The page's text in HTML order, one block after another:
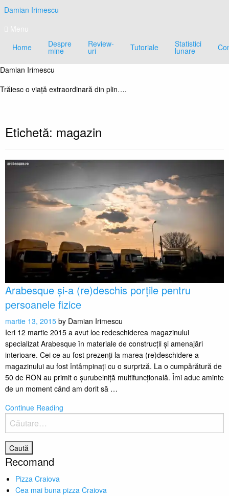
Skip
to
content
Damian Irimescu
Menu
Home
Despre
mine
Review-
uri Tutoriale Statistici
lunare
Damian Irimescu
Trăiesc o viață extraordinară din plin….
Etichetă: magazin
Arabesque și-a (re)deschis porțile pentru
persoanele fizice
martie 13, 2015 by Damian Irimescu
Ieri 12 martie 2015 a avut loc redeschiderea magazinului
specializat Arabesque în materiale de construcții și amenajări
interioare. Cei ce au fost prezenți la marea (re)deschidere a
magazinului au fost întâmpinați cu o surpriză. La o cumpărătură de
50 de RON au primit o șurubelniță multifuncțională. Îmi aduc aminte
de un moment când am dorit să …
Continue Reading
Caută
după:
Recomand
Pizza Craiova
Cea mai buna pizza Craiova